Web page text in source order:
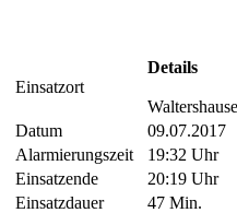
Einsatzort
Details
Datum
09.07.2017
Alarmierungszeit
19:32 Uhr
Einsatzende
20:19 Uhr
Einsatzdauer
47 Min.